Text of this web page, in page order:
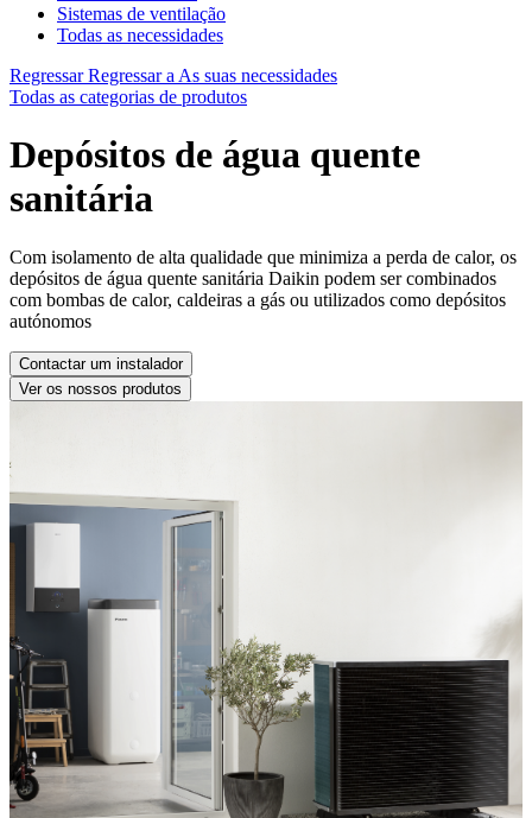
Sistemas de ventilação
Todas as necessidades
Regressar Regressar a As suas necessidades
Todas as categorias de produtos
Depósitos de água quente
sanitária
Com isolamento de alta qualidade que minimiza a perda de calor, os
depósitos de água quente sanitária Daikin podem ser combinados
com bombas de calor, caldeiras a gás ou utilizados como depósitos
autónomos
Contactar um instalador
Ver os nossos produtos